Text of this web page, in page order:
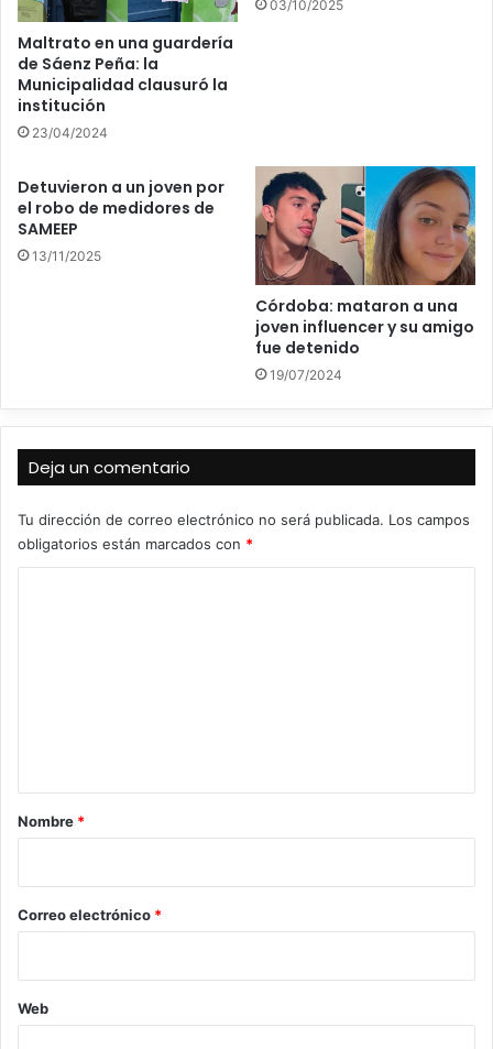
Maltrato en una guardería
de Sáenz Peña: la
Municipalidad clausuró la
institución
23/04/2024
03/10/2025
Detuvieron a un joven por
el robo de medidores de
SAMEEP
13/11/2025
Córdoba: mataron a una
joven influencer y su amigo
fue detenido
19/07/2024
Deja un comentario
Tu dirección de correo electrónico no será publicada. Los campos
obligatorios están marcados con *
r
*
Nombre *
Correo electrónico *
Web